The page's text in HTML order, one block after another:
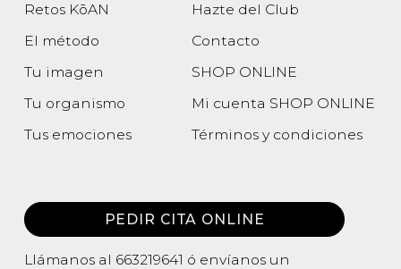
PEDIR CITA ONLINE
Llámanos al 663219641 ó envíanos un
Retos KōAN
El método
Tu imagen
Tu organismo
Tus emociones
Hazte del Club
Contacto
SHOP ONLINE
Mi cuenta SHOP ONLINE
Términos y condiciones